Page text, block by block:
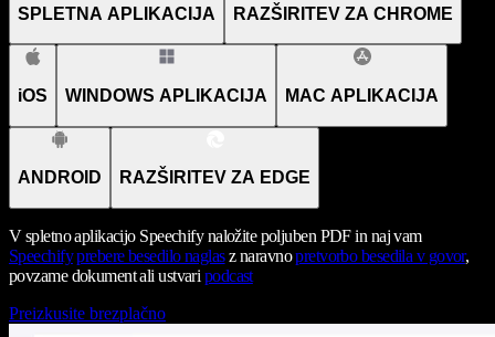
SPLETNA APLIKACIJA RAZŠIRITEV ZA CHROME
iOS WINDOWS APLIKACIJA MAC APLIKACIJA
ANDROID RAZŠIRITEV ZA EDGE
V spletno aplikacijo Speechify naložite poljuben PDF in naj vam
Speechify prebere besedilo naglasz naravnopretvorbo besedila v govor,
povzame dokument ali ustvari podcast
Preizkusite brezplačno